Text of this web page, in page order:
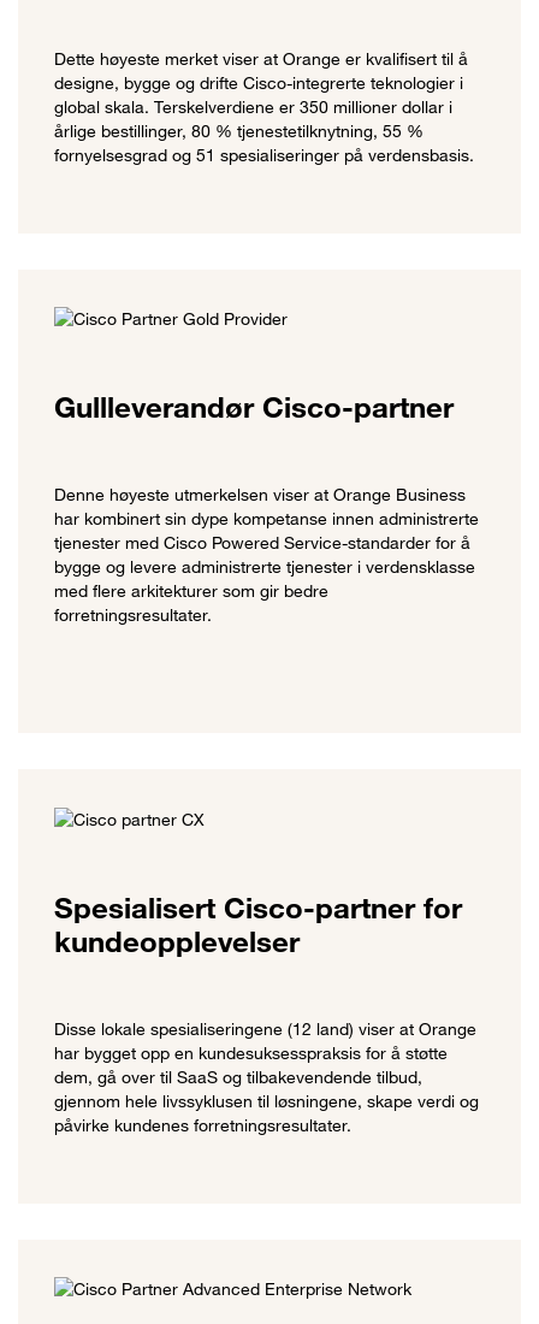
Dette høyeste merket viser at Orange er kvalifisert til å
designe, bygge og drifte Cisco-integrerte teknologier i
global skala. Terskelverdiene er 350 millioner dollar i
årlige bestillinger, 80 % tjenestetilknytning, 55 %
fornyelsesgrad og 51 spesialiseringer på verdensbasis.
Gullleverandør Cisco-partner
Denne høyeste utmerkelsen viser at Orange Business
har kombinert sin dype kompetanse innen administrerte
tjenester med Cisco Powered Service-standarder for å
bygge og levere administrerte tjenester i verdensklasse
med flere arkitekturer som gir bedre
forretningsresultater.
Spesialisert Cisco-partner for
kundeopplevelser
Disse lokale spesialiseringene (12 land) viser at Orange
har bygget opp en kundesuksesspraksis for å støtte
dem, gå over til SaaS og tilbakevendende tilbud,
gjennom hele livssyklusen til løsningene, skape verdi og
påvirke kundenes forretningsresultater.